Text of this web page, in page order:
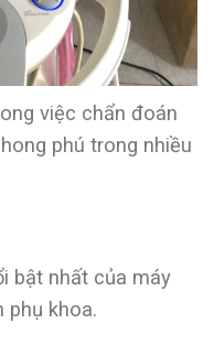
việc chẩn đoán
phú trong nhiều
bật nhất của máy
phụ khoa.